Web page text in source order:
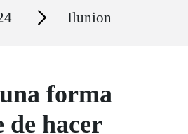
Secciones Ilunion
forma
de hacer